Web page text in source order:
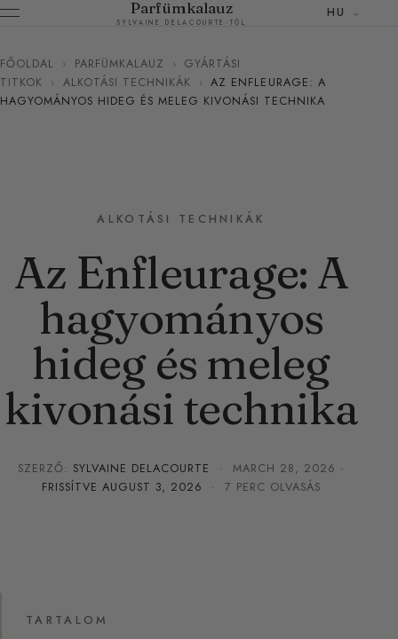
Parfümkalauz
SYLVAINE DELACOURTE-TÓL
HU
FŐOLDAL › PARFÜMKALAUZ › GYÁRTÁSI
TITKOK
› ALKOTÁSI TECHNIKÁK › AZ ENFLEURAGE: A
HAGYOMÁNYOS HIDEG ÉS MELEG KIVONÁSI TECHNIKA
ALKOTÁSI TECHNIKÁK
Az Enfleurage: A
hagyományos
hideg és meleg
kivonási technika
SZERZŐ: SYLVAINE DELACOURTE · MARCH 28, 2026 ·
FRISSÍTVE AUGUST 3, 2026 · 7 PERC OLVASÁS
TARTALOM